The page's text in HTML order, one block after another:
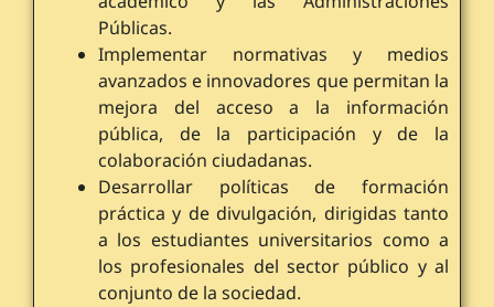
Públicas.
Implementar normativas y medios
avanzados e innovadores que permitan la
mejora del acceso a la información
pública, de la participación y de la
colaboración ciudadanas.
Desarrollar políticas de formación
práctica y de divulgación, dirigidas tanto
a los estudiantes universitarios como a
los profesionales del sector público y al
conjunto de la sociedad.